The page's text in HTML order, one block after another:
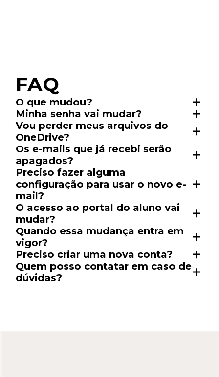
FAQ
O que mudou?
Minha senha vai mudar?
Vou perder meus arquivos do
OneDrive?
Os e-mails que já recebi serão
apagados?
Preciso fazer alguma
configuração para usar o novo e-
mail?
O acesso ao portal do aluno vai
mudar?
Quando essa mudança entra em
vigor?
Preciso criar uma nova conta?
Quem posso contatar em caso de
dúvidas?